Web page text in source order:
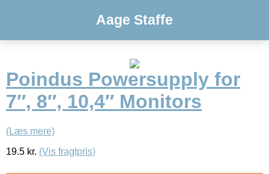
Aage Staffe
Poindus Powersupply for
7″, 8″, 10,4″ Monitors
(Læs mere)
19.5 kr. (Vis fragtpris)